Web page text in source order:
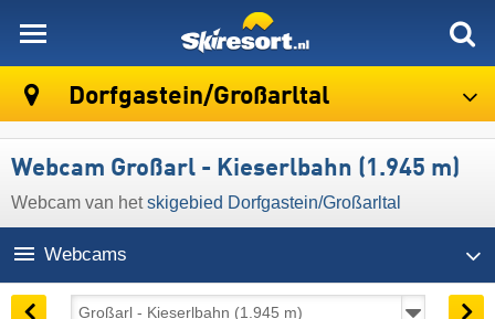
Dorfgastein/​Großarltal
Webcam Großarl - Kieserlbahn (1.945 m)
Webcam van hetskigebied Dorfgastein/​Großarltal
Webcams